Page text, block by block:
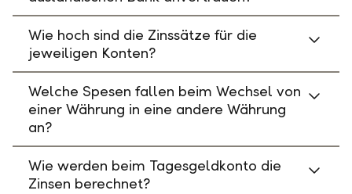
Wie hoch sind die Zinssätze für die
jeweiligen Konten?
Welche Spesen fallen beim Wechsel von
einer Währung in eine andere Währung
an?
Wie werden beim Tagesgeldkonto die
Zinsen berechnet?